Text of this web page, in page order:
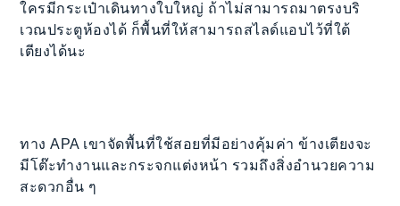
ใครมีกระเป๋าเดินทางใบใหญ่ ถ้าไม่สามารถมาตรงบริ
เวณประตูห้องได้ ก็พื้นที่ให้สามารถสไลด์แอบไว้ที่ใต้
เตียงได้นะ
ทาง APA เขาจัดพื้นที่ใช้สอยที่มีอย่างคุ้มค่า ข้างเตียงจะ
มีโต๊ะทำงานและกระจกแต่งหน้า รวมถึงสิ่งอำนวยความ
สะดวกอื่น ๆ